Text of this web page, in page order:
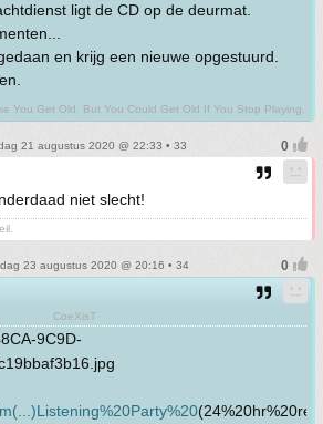
ligt de CD op de deurmat.
en krijg een nieuwe opgestuurd.
You Get Old. But You Could Get Old If You Stop Playing.
21 augustus 2020 @ 22:33 • 33
niet slecht!
23 augustus 2020 @ 20:16 • 34
CoeXisT